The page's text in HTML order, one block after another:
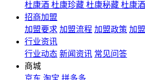
杜康酒 杜康珍藏 杜康秘藏 杜康
招商加盟
加盟要求 加盟流程 加盟政策 加
行业资讯
行业动态 新闻资讯 常见问答
商城
京东 淘宝 拼多多